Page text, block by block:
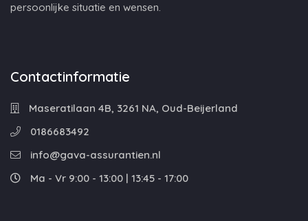
persoonlijke situatie en wensen.
Contactinformatie
Maseratilaan 4B, 3261 NA, Oud-Beijerland
0186683492
info@gava-assurantien.nl
Ma - Vr 9:00 - 13:00 | 13:45 - 17:00